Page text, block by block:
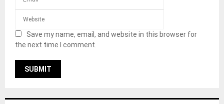
Save my name, email, and website in this browser for
the next time I comment.